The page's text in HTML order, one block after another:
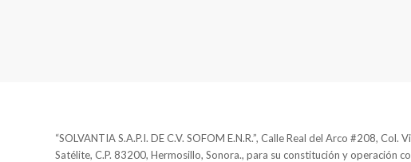
“SOLVANTIA S.A.P.I. DE C.V. SOFOM E.N.R.”, Calle Real del Arco #208, Col.
Satélite, C.P. 83200, Hermosillo, Sonora., para su constitución y operación